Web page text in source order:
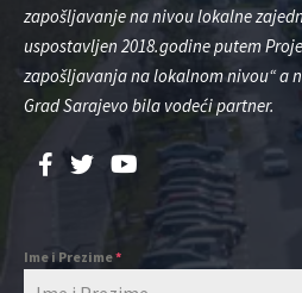
zapošljavanje na nivou lokalne
uspostavljen 2018.godine putem
zapošljavanja na lokalnom nivou“ a
Grad Sarajevo bila vodeći partner.
Ime i Prezime*